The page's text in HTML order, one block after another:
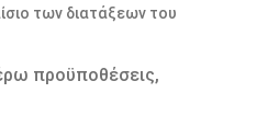
των διατάξεων του
προϋποθέσεις,